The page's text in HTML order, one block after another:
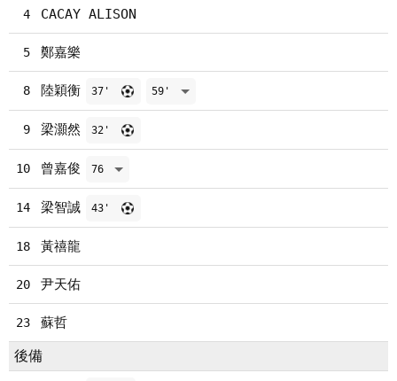
4 CACAY ALISON
5 鄭嘉樂
8 陸穎衡 37' 59'
9 梁灝然 32'
10 曾嘉俊 76
14 梁智誠 43'
18 黃禧龍
20 尹天佑
23 蘇哲
後備